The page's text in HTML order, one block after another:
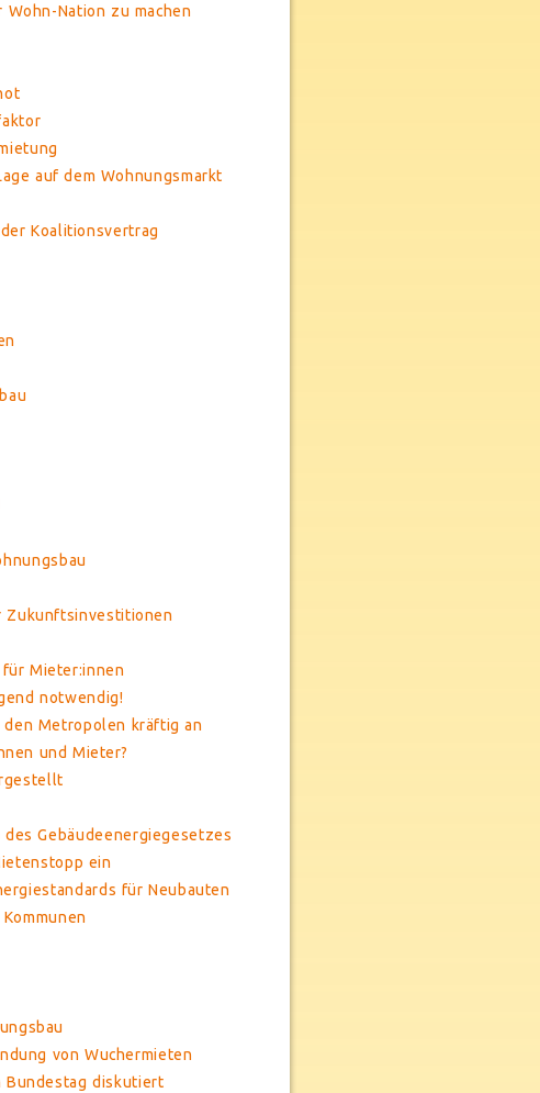
Nation zu machen
auf dem Wohnungsmarkt
Koalitionsvertrag
Zukunftsinvestitionen
Mieter:innen
notwendig!
Metropolen kräftig an
und Mieter?
Gebäudeenergiegesetzes
ein
für Neubauten
von Wuchermieten
Bundestag diskutiert